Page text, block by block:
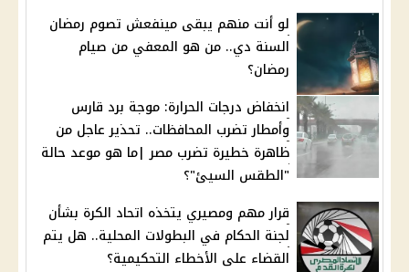
لو أنت منهم يبقى مينفعش تصوم رمضان
السنة دي.. من هو المعفي من صيام
رمضان؟
انخفاض درجات الحرارة: موجة برد قارس
وأمطار تضرب المحافظات.. تحذير عاجل من
ظاهرة خطيرة تضرب مصر |ما هو موعد حالة
"الطقس السيئ"؟
قرار مهم ومصيري يتخذه اتحاد الكرة بشأن
لجنة الحكام في البطولات المحلية.. هل يتم
القضاء على الأخطاء التحكيمية؟